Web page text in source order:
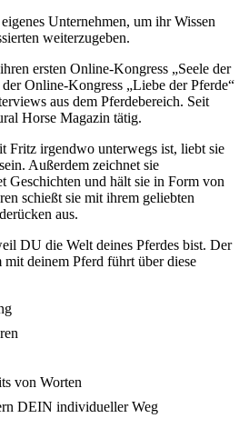
Unternehmen, um ihr Wissen
weiterzugeben.
ersten Online-Kongress „Seele der
Online-Kongress „Liebe der Pferde“
aus dem Pferdebereich. Seit
Horse Magazin tätig.
Fritz irgendwo unterwegs ist, liebt sie
Außerdem zeichnet sie
Geschichten und hält sie in Form von
schießt sie mit ihrem geliebten
aus.
DU die Welt deines Pferdes bist. Der
deinem Pferd führt über diese
von Worten
DEIN individueller Weg